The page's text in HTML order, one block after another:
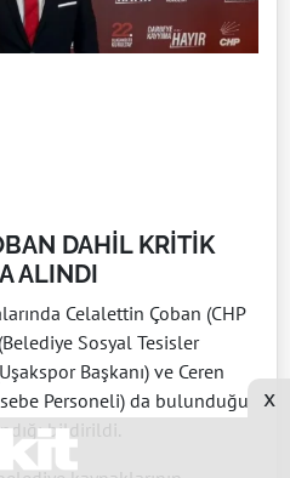
DAHİL KRİTİK
ALINDI
Celalettin Çoban (CHP
Sosyal Tesisler
Başkanı) ve Ceren
Personeli) da bulunduğu
bildirildi.
x